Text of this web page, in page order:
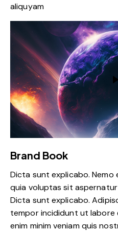
aliquyam
Brand Book
Dicta sunt explicabo. Nemo
quia voluptas sit
Dicta sunt explicabo.
tempor incididunt ut labore
enim minim veniam quis